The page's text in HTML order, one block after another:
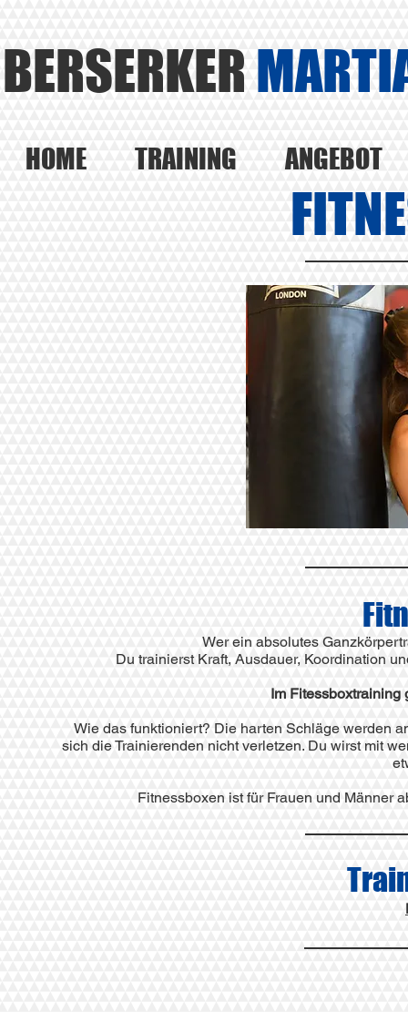
BERSERKER
HOME TRAINING ANGEBOT
Wer ein absolutes
Du trainierst Kraft, Ausdauer, Koordination
Im Fitessboxtraining
Wie das funktioniert? Die harten Schläge werden
sich die Trainierenden nicht verletzen. Du wirst mit
Fitnessboxen ist für Frauen und Männer